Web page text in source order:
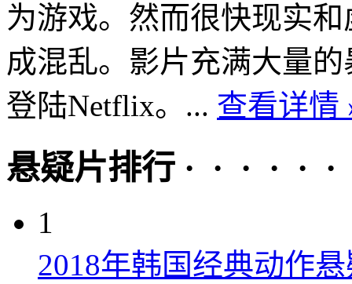
为游戏。然而很快现实
成混乱。影片充满大量
登陆Netflix。... 查看详情
悬疑片排行 · · · · · ·
1
2018年韩国经典动作